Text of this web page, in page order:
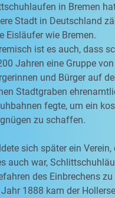
in Bremen
Stadt in Deutschland
Eisläufer wie Bremen.
ist es auch, dass
Jahren eine Gruppe
und Bürger auf
Stadtgraben
fegte, um ein
zu schaffen.
sich später ein Verein,
auch war,
des Einbrechens zu
1888 kam der